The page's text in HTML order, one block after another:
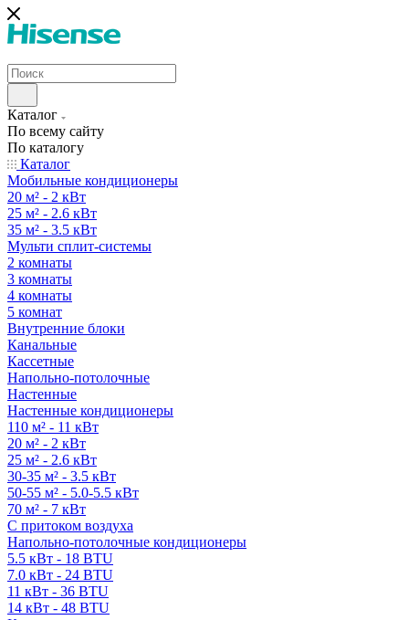
Каталог
По всему сайту
По каталогу
Каталог
Мобильные кондиционеры
20 м² - 2 кВт
25 м² - 2.6 кВт
35 м² - 3.5 кВт
Мульти сплит-системы
2 комнаты
3 комнаты
4 комнаты
5 комнат
Внутренние блоки
Канальные
Кассетные
Напольно-потолочные
Настенные
Настенные кондиционеры
110 м² - 11 кВт
20 м² - 2 кВт
25 м² - 2.6 кВт
30-35 м² - 3.5 кВт
50-55 м² - 5.0-5.5 кВт
70 м² - 7 кВт
С притоком воздуха
Напольно-потолочные кондиционеры
5.5 кВт - 18 BTU
7.0 кВт - 24 BTU
11 кВт - 36 BTU
14 кВт - 48 BTU